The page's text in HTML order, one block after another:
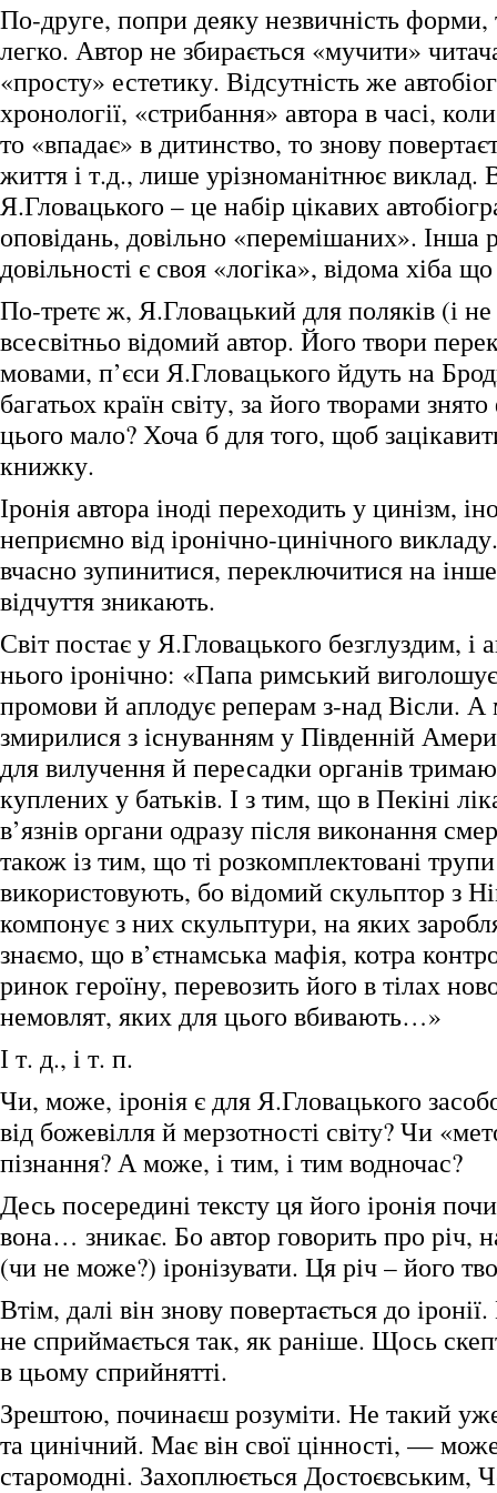
По-друге, попри деяку незвичність форми,
легко. Автор не збирається «мучити»
«просту» естетику. Відсутність же
хронології, «стрибання» автора в часі,
то «впадає» в дитинство, то знову
життя і т.д., лише урізноманітнює виклад.
Я.Гловацького – це набір цікавих
оповідань, довільно «перемішаних». Інша
довільності є своя «логіка», відома хіба
По-третє ж, Я.Гловацький для поляків (і
всесвітньо відомий автор. Його твори
мовами, п’єси Я.Гловацького йдуть на
багатьох країн світу, за його творами
цього мало? Хоча б для того, щоб
книжку.
Іронія автора іноді переходить у цинізм,
неприємно від іронічно-цинічного
вчасно зупинитися, переключитися на
відчуття зникають.
Світ постає у Я.Гловацького безглуздим, і
нього іронічно: «Папа римський
промови й аплодує реперам з-над Вісли. А
змирилися з існуванням у Південній
для вилучення й пересадки органів
куплених у батьків. І з тим, що в Пекіні
в’язнів органи одразу після виконання
також із тим, що ті розкомплектовані
використовують, бо відомий скульптор з
компонує з них скульптури, на яких
знаємо, що в’єтнамська мафія, котра
ринок героїну, перевозить його в тілах
немовлят, яких для цього вбивають…»
І т. д., і т. п.
Чи, може, іронія є для Я.Гловацького
від божевілля й мерзотності світу? Чи
пізнання? А може, і тим, і тим водночас?
Десь посередині тексту ця його іронія
вона… зникає. Бо автор говорить про річ,
(чи не може?) іронізувати. Ця річ – його
Втім, далі він знову повертається до
не сприймається так, як раніше. Щось
в цьому сприйнятті.
Зрештою, починаєш розуміти. Не такий
та цинічний. Має він свої цінності, —
старомодні. Захоплюється Достоєвським,